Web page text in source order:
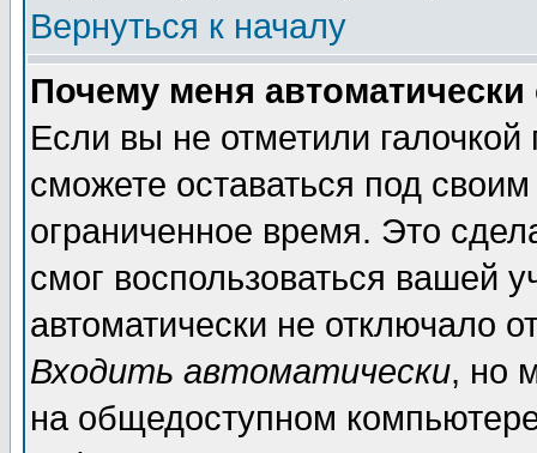
Вернуться к началу
Почему меня автоматически
Если вы не отметили галочкой
сможете оставаться под
ограниченное время. Это
смог воспользоваться вашей
автоматически не отключало
Входить автоматически, но
на общедоступном